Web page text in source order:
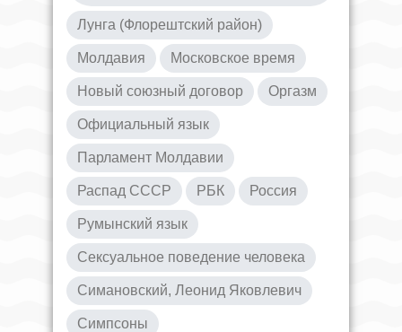
Лунга (Флорештский район)
Молдавия Московское время
Новый союзный договор Оргазм
Официальный язык
Парламент Молдавии
Распад СССР РБК Россия
Румынский язык
Сексуальное поведение человека
Симановский, Леонид Яковлевич
Симпсоны